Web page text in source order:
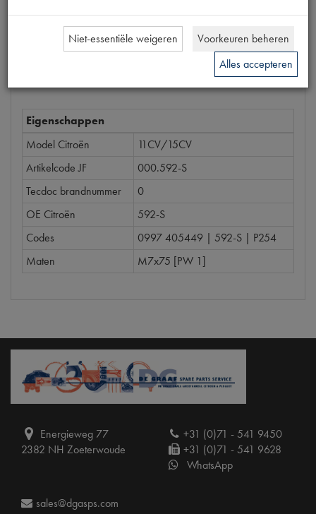
Eigenschappen
Model Citroën
11CV/15CV
Artikelcode JF
000.592-S
Tecdoc brandnummer
0
OE Citroën
592-S
Codes
0997 405449 | 592-S | P254
Maten
M7x75 [PW 1]
Energieweg 77
2382 NH Zoeterwoude
+31 (0)71 - 541 9450
+31 (0)71 - 541 9628
WhatsApp
sales@dgasps.com
Niet-essentiële weigeren
Voorkeuren beheren
Alles accepteren